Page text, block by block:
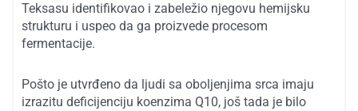
Teksasu identifikovao i zabeležio njegovu hemijsku
strukturu i uspeo da ga proizvede procesom
fermentacije.
Pošto je utvrđeno da ljudi sa oboljenjima srca imaju
izrazitu deficijenciju koenzima Q10, još tada je bilo